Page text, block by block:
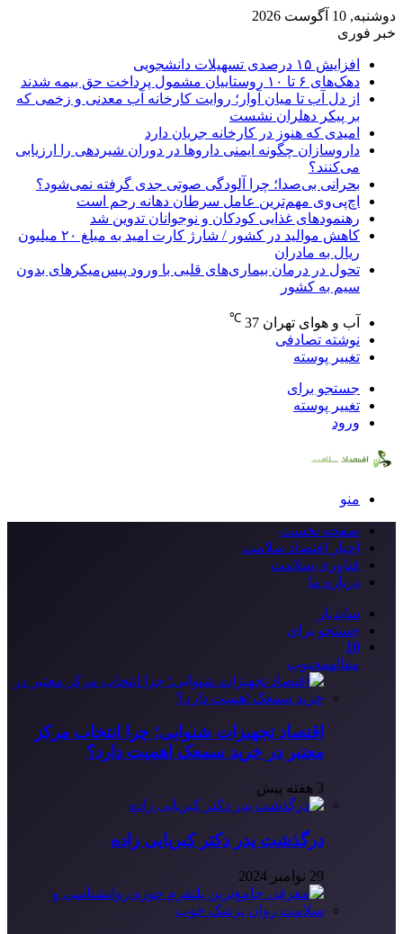
دوشنبه, 10 آگوست 2026
خبر فوری
افزایش ۱۵ درصدی تسهیلات دانشجویی
دهک‌های ۶ تا ۱۰ روستاییان مشمول پرداخت حق بیمه شدند
از دل آب تا میان آوار؛ روایت کارخانه آب معدنی و زخمی که
بر پیکر دهلران نشست
امیدی که هنوز در کارخانه جریان دارد
داروسازان چگونه ایمنی داروها در دوران شیردهی را ارزیابی
می‌کنند؟
بحرانی بی‌صدا؛ چرا آلودگی صوتی جدی گرفته نمی‌شود؟
اچ‌پی‌وی مهم‌ترین عامل سرطان دهانه رحم است
رهنمودهای غذایی کودکان و نوجوانان تدوین شد
کاهش موالید در کشور / شارژ کارت امید به مبلغ ۲۰ میلیون
ریال به مادران
تحول در درمان بیماری‌های قلبی با ورود پیس‌میکرهای بدون
سیم به کشور
آب و هوای تهران 37
℃
نوشته تصادفی
تغییر پوسته
جستجو برای
تغییر پوسته
ورود
منو
صفحه نخست
اخبار اقتصاد سلامت
فناوری سلامت
درباره ما
سایدبار
جستجو برای
10
مقالهمحبوب
اقتصاد تجهیزات شنوایی؛ چرا انتخاب مرکز
معتبر در خرید سمعک اهمیت دارد؟
3 هفته پیش
درگذشت پدر دکتر کبریایی زاده
29 نوامبر 2024